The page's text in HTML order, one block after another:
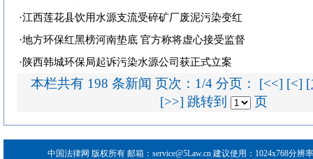
·江西莲花县饮用水源支流受碎矿厂废泥污染变红
·地方环保红黑榜河南垫底 官方称将虚心接受监督
·陕西韩城环保局起诉污染水源公司获正式立案
本栏共有 198 条新闻 页次：1/4 分页： [<<] [<]
[>>] 跳转到
页
中国法律网 版权所有 邮箱：service@5Law.cn 建议使用：1024x768分辨